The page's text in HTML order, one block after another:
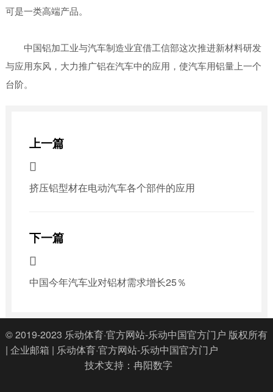
可是一类高端产品。
中国铝加工业与汽车制造业宜借工信部这次推进新材料研发
与应用东风，大力推广铝在汽车中的应用，使汽车用铝量上一个
台阶。
上一篇

挤压铝型材在电动汽车各个部件的应用
下一篇

中国今年汽车业对铝材需求增长25％
© 2019-2023 乐动体育·官方网站-乐动中国官方门户 版权所有
| 企业邮箱 | 乐动体育·官方网站-乐动中国官方门户
技术支持：冉阳数字